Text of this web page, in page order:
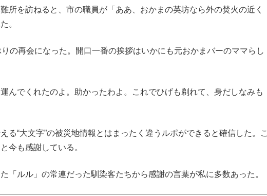
所を訪ねると、市の職員が「ああ、おかまの英坊なら外の焚火の近く
。
の再会になった。開口一番の挨拶はいかにも元おかまバーのママらし
んでくれたのよ。助かったわよ。これでひげも剃れて、身だしなみも
る“大文字”の被災地情報とはまったく違うルポができると確信した。こ
今も感謝している。
「ルル」の常連だった馴染客たちから感謝の言葉が私に多数あった。